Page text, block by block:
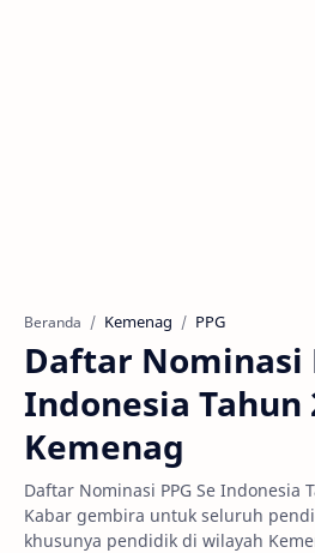
Beranda Kemenag PPG
Daftar Nominasi
Indonesia Tahun
Kemenag
Daftar Nominasi PPG Se Indonesia
Kabar gembira untuk seluruh
khusunya pendidik di wilayah